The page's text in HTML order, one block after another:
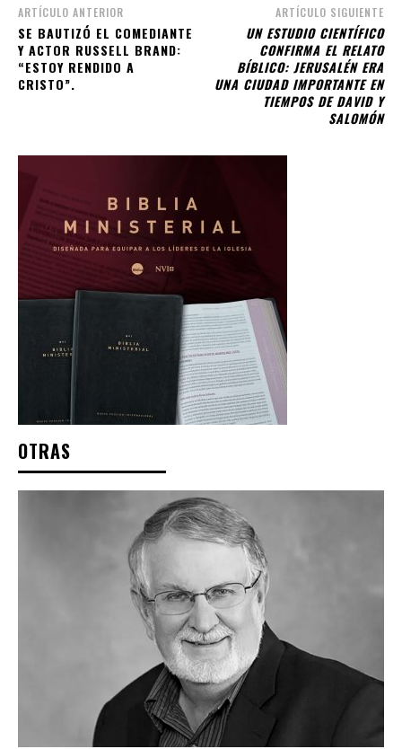
ARTÍCULO ANTERIOR
SE BAUTIZÓ EL COMEDIANTE
Y ACTOR RUSSELL BRAND:
“ESTOY RENDIDO A
CRISTO”.
ARTÍCULO SIGUIENTE
UN ESTUDIO CIENTÍFICO
CONFIRMA EL RELATO
BÍBLICO: JERUSALÉN ERA
UNA CIUDAD IMPORTANTE EN
TIEMPOS DE DAVID Y
SALOMÓN
OTRAS